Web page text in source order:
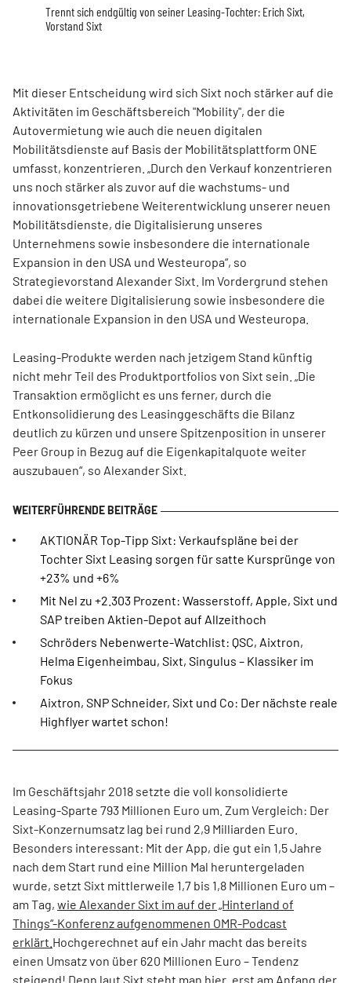
Trennt sich endgültig von seiner Leasing-Tochter: Erich Sixt,
Vorstand Sixt
Mit dieser Entscheidung wird sich Sixt noch stärker auf die
Aktivitäten im Geschäftsbereich "Mobility", der die
Autovermietung wie auch die neuen digitalen
Mobilitätsdienste auf Basis der Mobilitätsplattform ONE
umfasst, konzentrieren. „Durch den Verkauf konzentrieren
uns noch stärker als zuvor auf die wachstums- und
innovationsgetriebene Weiterentwicklung unserer neuen
Mobilitätsdienste, die Digitalisierung unseres
Unternehmens sowie insbesondere die internationale
Expansion in den USA und Westeuropa“, so
Strategievorstand Alexander Sixt. Im Vordergrund stehen
dabei die weitere Digitalisierung sowie insbesondere die
internationale Expansion in den USA und Westeuropa.
Leasing-Produkte werden nach jetzigem Stand künftig
nicht mehr Teil des Produktportfolios von Sixt sein. „Die
Transaktion ermöglicht es uns ferner, durch die
Entkonsolidierung des Leasinggeschäfts die Bilanz
deutlich zu kürzen und unsere Spitzenposition in unserer
Peer Group in Bezug auf die Eigenkapitalquote weiter
auszubauen“, so Alexander Sixt.
AKTIONÄR Top-Tipp Sixt: Verkaufspläne bei der
Tochter Sixt Leasing sorgen für satte Kursprünge von
+23% und +6%
Mit Nel zu +2.303 Prozent: Wasserstoff, Apple, Sixt und
SAP treiben Aktien-Depot auf Allzeithoch
Schröders Nebenwerte-Watchlist: QSC, Aixtron,
Helma Eigenheimbau, Sixt, Singulus – Klassiker im
Fokus
Aixtron, SNP Schneider, Sixt und Co: Der nächste reale
Highflyer wartet schon!
Im Geschäftsjahr 2018 setzte die voll konsolidierte
Leasing-Sparte 793 Millionen Euro um. Zum Vergleich: Der
Sixt-Konzernumsatz lag bei rund 2,9 Milliarden Euro.
Besonders interessant: Mit der App, die gut ein 1,5 Jahre
nach dem Start rund eine Million Mal heruntergeladen
wurde, setzt Sixt mittlerweile 1,7 bis 1,8 Millionen Euro um –
am Tag, wie Alexander Sixt im auf der „Hinterland of
Things“-Konferenz aufgenommenen OMR-Podcast
erklärt. Hochgerechnet auf ein Jahr macht das bereits
einen Umsatz von über 620 Millionen Euro – Tendenz
steigend! Denn laut Sixt steht man hier „erst am Anfang der